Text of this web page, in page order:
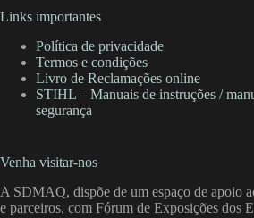
Links importantes
Política de privacidade
Termos e condições
Livro de Reclamações online
STIHL – Manuais de instruções /
segurança
Venha visitar-nos
A SDMAQ, dispõe de um espaço de apoio
e parceiros, com Fórum de Exposições dos